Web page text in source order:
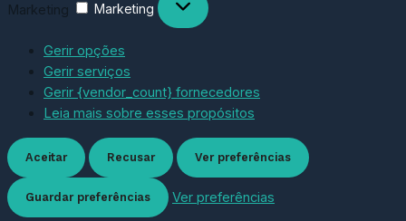
Marketing Marketing
Gerir opções
Gerir serviços
Gerir {vendor_count} fornecedores
Leia mais sobre esses propósitos
Aceitar Recusar Ver preferências
Guardar preferências Ver preferências